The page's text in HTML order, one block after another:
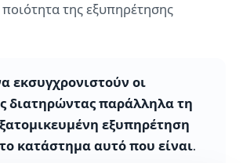
της εξυπηρέτησης
εκσυγχρονιστούν οι
διατηρώντας παράλληλα τη
εξυπηρέτηση
κατάστημα αυτό που είναι.